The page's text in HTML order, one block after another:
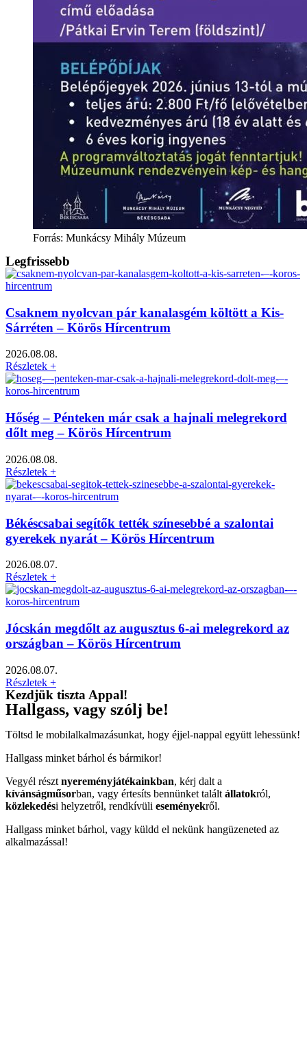
Forrás: Munkácsy Mihály Múzeum
Legfrissebb
Csaknem nyolcvan pár kanalasgém költött a Kis-
Sárréten – Körös Hírcentrum
2026.08.08.
Részletek +
Hőség – Pénteken már csak a hajnali melegrekord
dőlt meg – Körös Hírcentrum
2026.08.08.
Részletek +
Békéscsabai segítők tették színesebbé a szalontai
gyerekek nyarát – Körös Hírcentrum
2026.08.07.
Részletek +
Jócskán megdőlt az augusztus 6-ai melegrekord az
országban – Körös Hírcentrum
2026.08.07.
Részletek +
Kezdjük tiszta Appal!
Hallgass, vagy szólj be!
Töltsd le mobilalkalmazásunkat, hogy éjjel-nappal együtt lehessünk!
Hallgass minket bárhol és bármikor!
Vegyél részt nyereményjátékainkban, kérj dalt a
kívánságműsorban, vagy értesíts bennünket talált állatokról,
közlekedési helyzetről, rendkívüli eseményekről.
Hallgass minket bárhol, vagy küldd el nekünk hangüzeneted az
alkalmazással!